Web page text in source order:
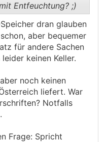
Entfeuchtung? ;)
dran glauben
aber bequemer
für andere Sachen
keinen Keller.
noch keinen
liefert. War
Notfalls
Frage: Spricht